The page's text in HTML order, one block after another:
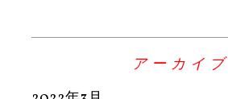
アーカイブ